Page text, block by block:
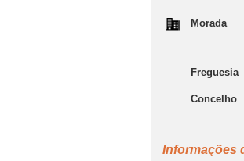
Morada
Freguesia
Concelho
Informações